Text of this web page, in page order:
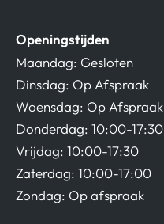
Openingstijden
Maandag: Gesloten
Dinsdag: Op Afspraak
Woensdag: Op Afspraak
Donderdag: 10:00-17:30
Vrijdag: 10:00-17:30
Zaterdag: 10:00-17:00
Zondag: Op afspraak